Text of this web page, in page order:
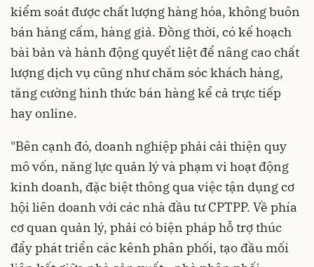
kiểm soát được chất lượng hàng hóa, không buôn
bán hàng cấm, hàng giả. Đồng thời, có kế hoạch
bài bản và hành động quyết liệt để nâng cao chất
lượng dịch vụ cũng như chăm sóc khách hàng,
tăng cường hình thức bán hàng kể cả trực tiếp
hay online.
"Bên cạnh đó, doanh nghiệp phải cải thiện quy
mô vốn, năng lực quản lý và phạm vi hoạt động
kinh doanh, đặc biệt thông qua việc tận dụng cơ
hội liên doanh với các nhà đầu tư CPTPP. Về phía
cơ quan quản lý, phải có biện pháp hỗ trợ thúc
đẩy phát triển các kênh phân phối, tạo đầu mối